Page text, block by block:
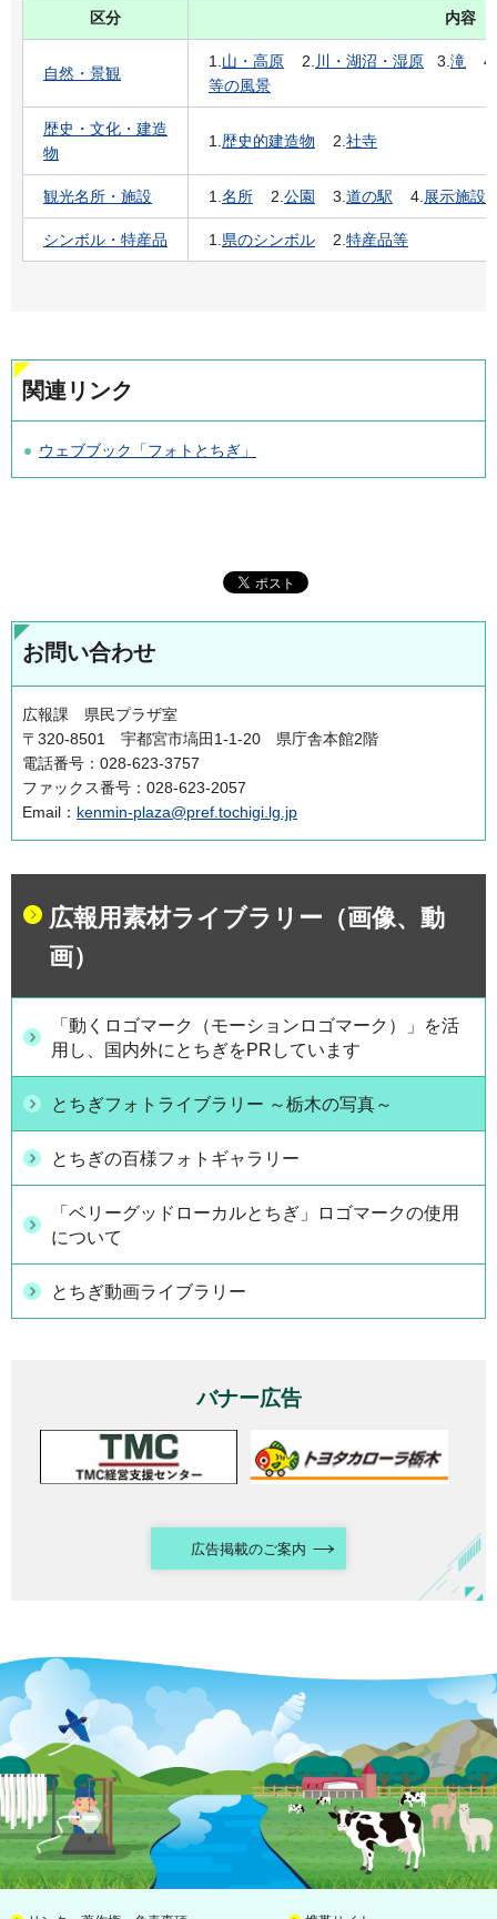
区分 内容
自然・景観
1. 山・高原 2. 川・湖沼・湿原 3. 滝 4.
等の風景
歴史・文化・建造
物
1. 歴史的建造物 2. 社寺
観光名所・施設 1. 名所 2. 公園 3. 道の駅 4. 展示施設
シンボル・特産品 1. 県のシンボル 2. 特産品等
関連リンク
ウェブブック「フォトとちぎ」
お問い合わせ
広報課 県民プラザ室
〒320-8501 宇都宮市塙田1-1-20 県庁舎本館2階
電話番号：028-623-3757
ファックス番号：028-623-2057
Email： kenmin-plaza@pref.tochigi.lg.jp
広報用素材ライブラリー（画像、動
画）
「動くロゴマーク（モーションロゴマーク）」を活
用し、国内外にとちぎをPRしています
とちぎフォトライブラリー ～栃木の写真～
とちぎの百様フォトギャラリー
「ベリーグッドローカルとちぎ」ロゴマークの使用
について
とちぎ動画ライブラリー
バナー広告
広告掲載のご案内